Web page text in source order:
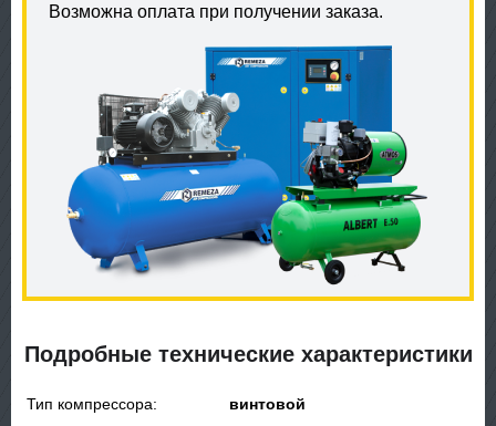
Возможна оплата при получении заказа.
Подробные технические характеристики
Тип компрессора: винтовой